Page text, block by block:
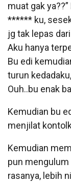
muat gak
****** ku,
jg tak lepas
Aku hanya
Bu edi
turun
Ouh..bu enak
Kemudian bu
menjilat
Kemudian
pun
rasanya, lebih